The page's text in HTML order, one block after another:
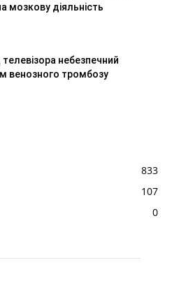
мозкову діяльність
небезпечний
венозного тромбозу
833
107
0